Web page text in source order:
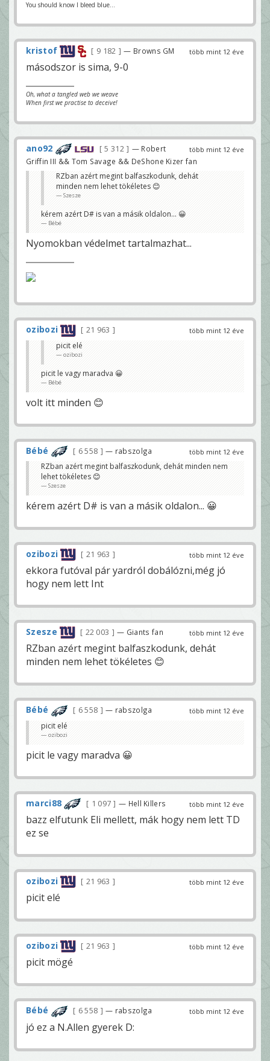
You should know I bleed blue...
több mint 12 éve
kristof 9 182 — Browns GM
másodszor is sima, 9-0
Oh, what a tangled web we weave
When first we practise to deceive!
több mint 12 éve
ano92 5 312
— Robert
Griffin III && Tom Savage && DeShone Kizer fan
RZban azért megint balfaszkodunk, dehát
minden nem lehet tökéletes 😊
Szesze
kérem azért D# is van a másik oldalon... 😀
Bébé
Nyomokban védelmet tartalmazhat...
több mint 12 éve
ozibozi
21 963
picit elé
ozibozi
picit le vagy maradva 😀
Bébé
volt itt minden 😊
több mint 12 éve
Bébé 6 558 — rabszolga
RZban azért megint balfaszkodunk, dehát minden nem
lehet tökéletes 😊
Szesze
kérem azért D# is van a másik oldalon... 😀
több mint 12 éve
ozibozi 21 963
ekkora futóval pár yardról dobálózni,még jó
hogy nem lett Int
több mint 12 éve
Szesze 22 003 — Giants fan
RZban azért megint balfaszkodunk, dehát
minden nem lehet tökéletes 😊
több mint 12 éve
Bébé 6 558 — rabszolga
picit elé
ozibozi
picit le vagy maradva 😀
több mint 12 éve
marci88 1 097 — Hell Killers
bazz elfutunk Eli mellett, mák hogy nem lett TD
ez se
több mint 12 éve
ozibozi 21 963
picit elé
több mint 12 éve
ozibozi 21 963
picit mögé
több mint 12 éve
Bébé 6 558 — rabszolga
jó ez a N.Allen gyerek D: